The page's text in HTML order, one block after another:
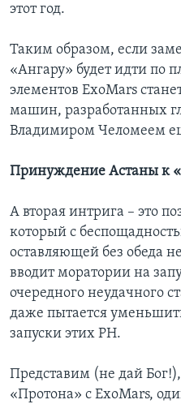
этот год.
Таким образом, если
«Ангару» будет идти по
элементов ExoMars
машин, разработанных
Владимиром Челомеем
Принуждение Астаны к
А вторая интрига – это
который с
оставляющей без обеда
вводит моратории на
очередного неудачного
даже пытается
запуски этих РН.
Представим (не дай
«Протона» с ExoMars,